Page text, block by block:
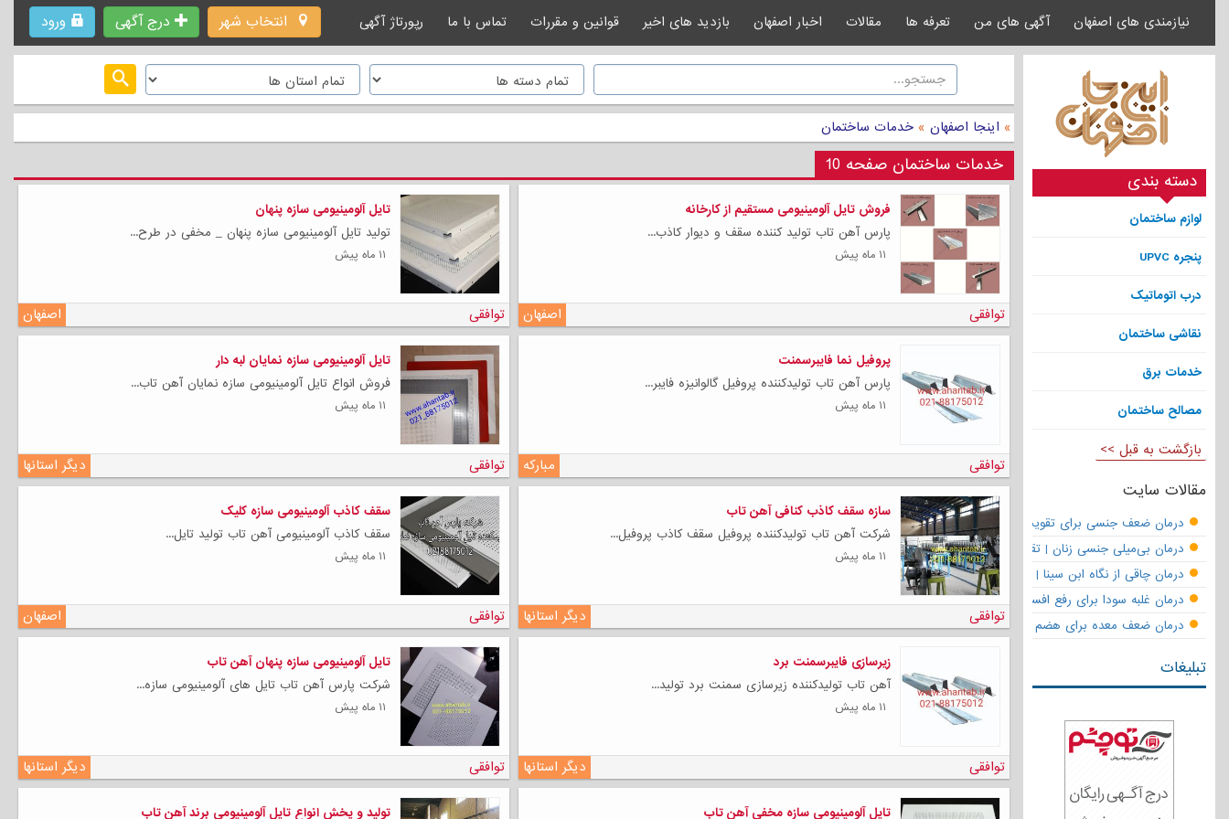
انتخاب شهر درج آگهی ورود نیازمندی های اصفهان آگهی های من تعرفه ها مقالات اخبار اصفهان بازدید های اخیر قوانین و مقررات تماس با ما رپورتاژ آگهی
دسته بندی
لوازم ساختمان
پنجره UPVC
درب اتوماتیک
نقاشی ساختمان
خدمات برق
مصالح ساختمان
بازگشت به قبل >>
مقالات سایت
درمان ضعف جنسی برای تقویت قوای مردانه | تقویت نعوظ و رفع زودانزالی
درمان بی‌میلی جنسی زنان | تقویت قوای جنسی و بازگشت لذت
درمان چاقی از نگاه ابن سینا | نسخه حکما برای کاهش وزن طبیعی
درمان غلبه سودا برای رفع افسردگی
درمان ضعف معده برای هضم قوی
تبلیغات
» اینجا اصفهان » خدمات ساختمان
خدمات ساختمان صفحه 10
فروش تایل آلومینیومی مستقیم از کارخانه
پارس آهن تاب تولید کننده سقف و دیوار کاذب...
۱۱ ماه پیش
اصفهان توافقی
تایل آلومینیومی سازه پنهان
تولید تایل آلومینیومی سازه پنهان _ مخفی در طرح...
۱۱ ماه پیش
اصفهان توافقی
پروفیل نما فایبرسمنت
پارس آهن تاب تولیدکننده پروفیل گالوانیزه فایبر...
۱۱ ماه پیش
مبارکه توافقی
تایل آلومینیومی سازه نمایان لبه دار
فروش انواع تایل آلومینیومی سازه نمایان آهن تاب...
۱۱ ماه پیش
دیگر استانها توافقی
سازه سقف کاذب کنافی آهن تاب
شرکت آهن تاب تولیدکننده پروفیل سقف کاذب پروفیل...
۱۱ ماه پیش
دیگر استانها توافقی
سقف کاذب آلومینیومی سازه کلیک
سقف کاذب آلومینیومی آهن تاب تولید تایل...
۱۱ ماه پیش
اصفهان توافقی
زیرسازی فایبرسمنت برد
آهن تاب تولیدکننده زیرسازی سمنت برد تولید...
۱۱ ماه پیش
دیگر استانها توافقی
تایل آلومینیومی سازه پنهان آهن تاب
شرکت پارس آهن تاب تایل های آلومینیومی سازه...
۱۱ ماه پیش
دیگر استانها توافقی
تایل آلومینیومی سازه مخفی آهن تاب تولید و پخش انواع تایل آلومینیومی برند آهن تاب